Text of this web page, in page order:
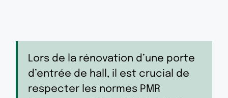
Lors de la rénovation d’une porte
d’entrée de hall, il est crucial de
respecter les normes PMR